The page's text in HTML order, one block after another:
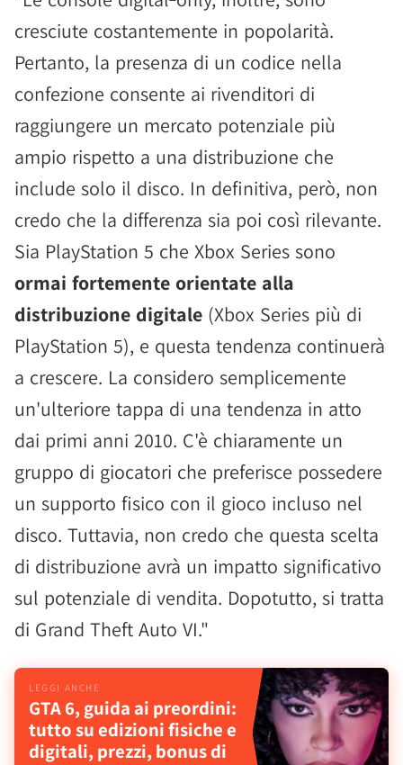
cresciute costantemente in popolarità.
Pertanto, la presenza di un codice nella
confezione consente ai rivenditori di
raggiungere un mercato potenziale più
ampio rispetto a una distribuzione che
include solo il disco. In definitiva, però, non
credo che la differenza sia poi così rilevante.
Sia PlayStation 5 che Xbox Series sono
ormai fortemente orientate alla
distribuzione digitale (Xbox Series più di
PlayStation 5), e questa tendenza continuerà
a crescere. La considero semplicemente
un'ulteriore tappa di una tendenza in atto
dai primi anni 2010. C'è chiaramente un
gruppo di giocatori che preferisce possedere
un supporto fisico con il gioco incluso nel
disco. Tuttavia, non credo che questa scelta
di distribuzione avrà un impatto significativo
sul potenziale di vendita. Dopotutto, si tratta
di Grand Theft Auto VI."
GTA 6, guida ai preordini:
tutto su edizioni fisiche e
digitali, prezzi, bonus di